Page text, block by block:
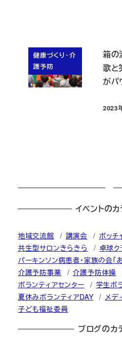
健康づくり・介
護予防
箱の
歌と
がパ
投稿日
2023
イベントのカ
地域交流館 講演会
ボッチ
共生型サロンきらきら
卓球
パーキンソン病患者・家族の会「
介護予防事業
介護予防体操
ボランティアセンター
学生ボ
夏休みボランティアDAY
メデ
子ども福祉委員
ブログのカ